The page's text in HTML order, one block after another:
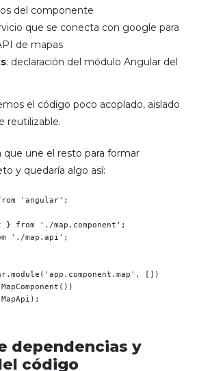
del componente
que se conecta con google para
de mapas
: declaración del módulo Angular del
el código poco acoplado, aislado
reutilizable.
que une el resto para formar
y quedaría algo así:
'angular';
} from './map.component';
'./map.api';
[])
dependencias y
código